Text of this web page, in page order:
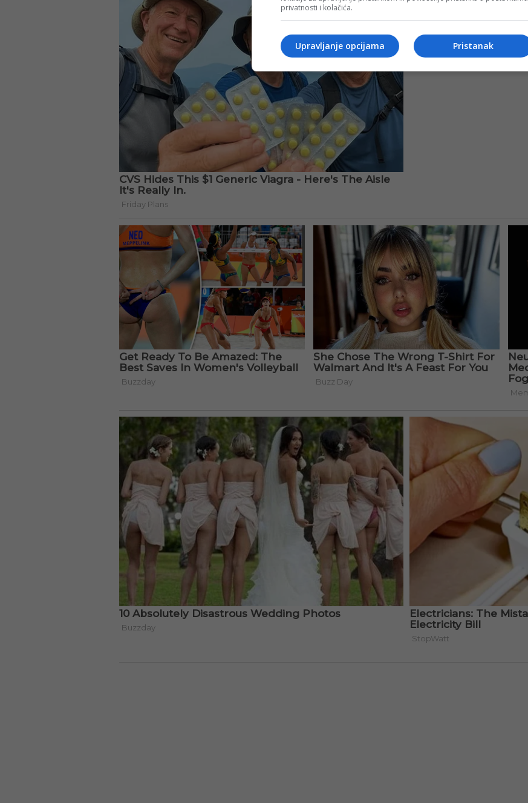
privatnosti i kolačića.
Pristanak
Upravljanje opcijama